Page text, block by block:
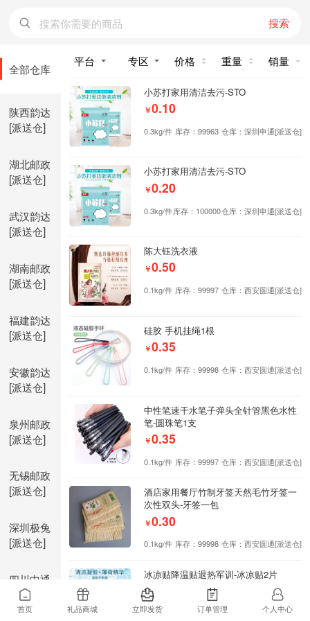
搜索
全部仓库
陕西韵达
[派送仓]
湖北邮政
[派送仓]
武汉韵达
[派送仓]
湖南邮政
[派送仓]
福建韵达
[派送仓]
安徽韵达
[派送仓]
泉州邮政
[派送仓]
无锡邮政
[派送仓]
深圳极兔
[派送仓]
四川中通
[派送仓]
价格 重量 销量
小苏打家用清洁去污-STO
￥0.10
0.3kg/件 库存：99963 仓库：深圳申通[派送仓]
小苏打家用清洁去污-STO
￥0.20
0.3kg/件库存：100000仓库：深圳申通[派送仓]
陈大钰洗衣液
￥0.50
0.1kg/件 库存：99997 仓库：西安圆通[派送仓]
硅胶 手机挂绳1根
￥0.35
0.1kg/件 库存：99998 仓库：西安圆通[派送仓]
中性笔速干水笔子弹头全针管黑色水性
笔-圆珠笔1支
￥0.35
0.1kg/件 库存：99997 仓库：西安圆通[派送仓]
酒店家用餐厅竹制牙签天然毛竹牙签一
次性双头-牙签一包
￥0.30
0.1kg/件 库存：99998 仓库：西安圆通[派送仓]
冰凉贴降温贴退热军训-冰凉贴2片
￥0.25
0.1kg/件 库存：99998 仓库：西安圆通[派送仓]
首页 礼品商城 立即发货 订单管理 个人中心